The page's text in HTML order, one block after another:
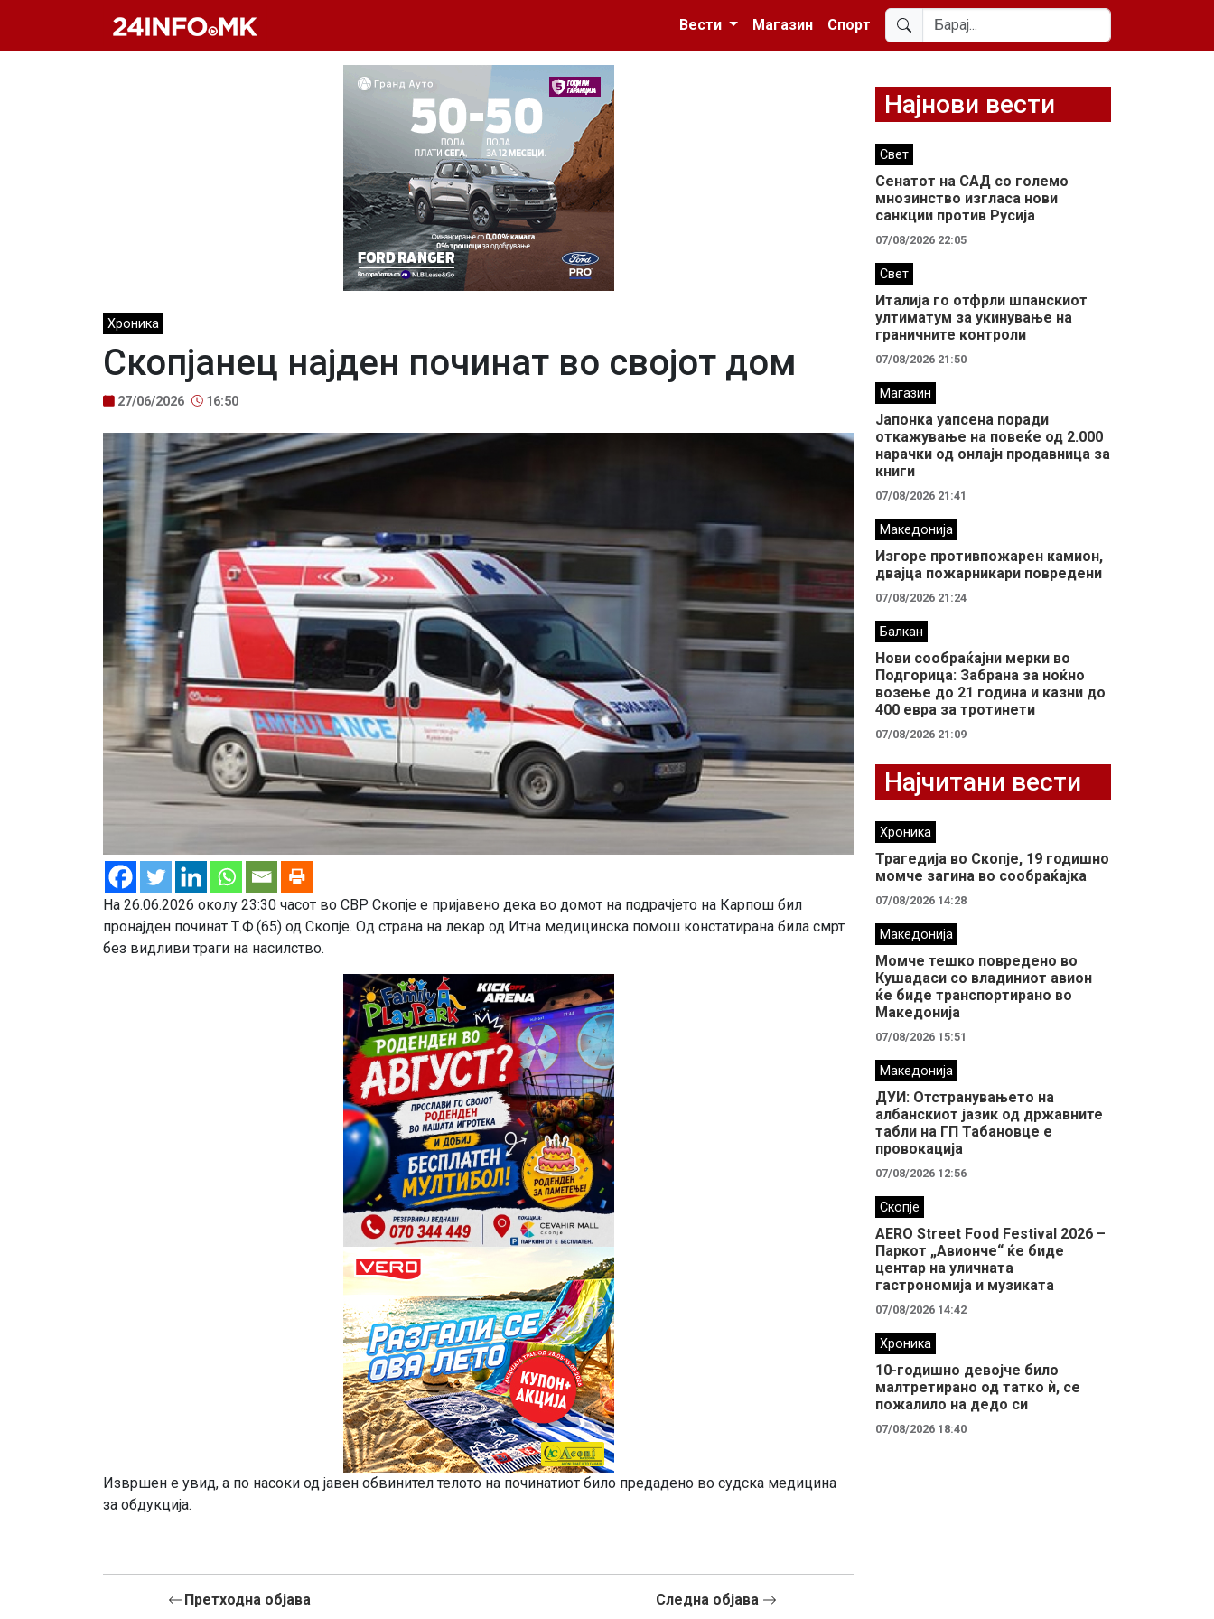
Вести
Магазин Спорт
Хроника
Скопјанец најден починат во својот дом
27/06/2026 16:50
На 26.06.2026 околу 23:30 часот во СВР Скопје е пријавено дека во домот на подрачјето на Карпош бил
пронајден починат Т.Ф.(65) од Скопје. Од страна на лекар од Итна медицинска помош констатирана била смрт
без видливи траги на насилство.
Извршен е увид, а по насоки од јавен обвинител телото на починатиот било предадено во судска медицина
за обдукција.
Претходна објава Следна објава
Најнови вести
Свет
Сенатот на САД со големо
мнозинство изгласа нови
санкции против Русија
07/08/2026 22:05
Свет
Италија го отфрли шпанскиот
ултиматум за укинување на
граничните контроли
07/08/2026 21:50
Магазин
Јапонка уапсена поради
откажување на повеќе од 2.000
нарачки од онлајн продавница за
книги
07/08/2026 21:41
Македонија
Изгоре противпожарен камион,
двајца пожарникари повредени
07/08/2026 21:24
Балкан
Нови сообраќајни мерки во
Подгорица: Забрана за ноќно
возење до 21 година и казни до
400 евра за тротинети
07/08/2026 21:09
Најчитани вести
Хроника
Трагедија во Скопје, 19 годишно
момче загина во сообраќајка
07/08/2026 14:28
Македонија
Момче тешко повредено во
Кушадаси со владиниот авион
ќе биде транспортирано во
Македонија
07/08/2026 15:51
Македонија
ДУИ: Отстранувањето на
албанскиот јазик од државните
табли на ГП Табановце е
провокација
07/08/2026 12:56
Скопје
AERO Street Food Festival 2026 –
Паркот „Авионче“ ќе биде
центар на уличната
гастрономија и музиката
07/08/2026 14:42
Хроника
10-годишно девојче било
малтретирано од татко ѝ, се
пожалило на дедо си
07/08/2026 18:40